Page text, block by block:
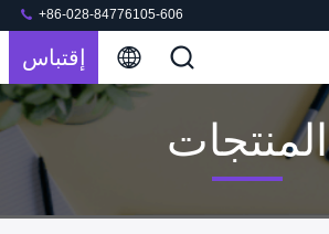
+86-028-84776105-606
إقتباس
المنتجات